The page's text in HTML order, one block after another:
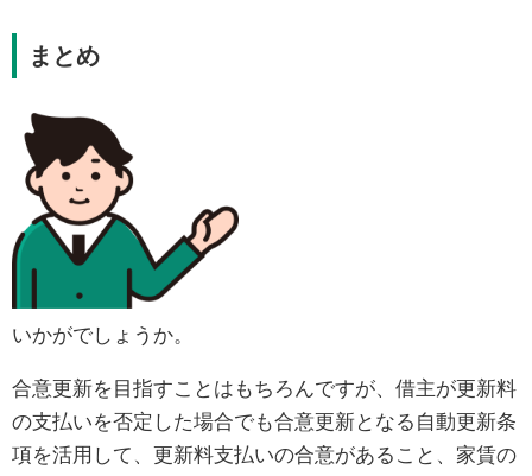
まとめ
いかがでしょうか。
合意更新を目指すことはもちろんですが、借主が更新料
の支払いを否定した場合でも合意更新となる自動更新条
項を活用して、更新料支払いの合意があること、家賃の